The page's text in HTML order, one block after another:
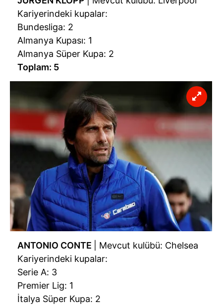
Kariyerindeki kupalar:
Bundesliga: 2
Almanya Kupası: 1
Almanya Süper Kupa: 2
Toplam: 5
ANTONIO CONTE
| Mevcut kulübü: Chelsea
Kariyerindeki kupalar:
Serie A: 3
Premier Lig: 1
İtalya Süper Kupa: 2